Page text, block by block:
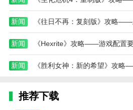
本站为您提供souppot汤锅
，欢迎大家记住本站网址，本
最好的网站！
新闻
新闻 《Hexrite》攻略——游戏配置
新闻
推荐下载